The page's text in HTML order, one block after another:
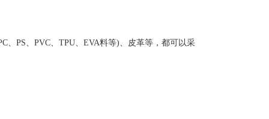
、PS、PVC、TPU、EVA料等)、皮革等，都可以采